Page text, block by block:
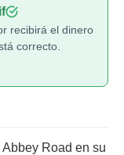
recibirá el dinero
correcto.
Road en su